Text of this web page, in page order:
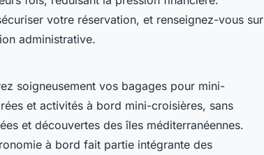
votre réservation, et renseignez-vous sur
administrative.
soigneusement vos bagages pour mini-
et activités à bord mini-croisières, sans
et découvertes des îles méditerranéennes.
à bord fait partie intégrante des